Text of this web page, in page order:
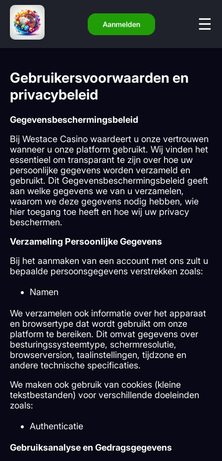
Aanmelden
Gebruikersvoorwaarden en
privacybeleid
Gegevensbeschermingsbeleid
Bij Westace Casino waardeert u onze vertrouwen
wanneer u onze platform gebruikt. Wij vinden het
essentieel om transparant te zijn over hoe uw
persoonlijke gegevens worden verzameld en
gebruikt. Dit Gegevensbeschermingsbeleid geeft
aan welke gegevens we van u verzamelen,
waarom we deze gegevens nodig hebben, wie
hier toegang toe heeft en hoe wij uw privacy
beschermen.
Verzameling Persoonlijke Gegevens
Bij het aanmaken van een account met ons zult u
bepaalde persoonsgegevens verstrekken zoals:
Namen
We verzamelen ook informatie over het apparaat
en browsertype dat wordt gebruikt om onze
platform te bereiken. Dit omvat gegevens over
besturingssysteemtype, schermresolutie,
browserversion, taalinstellingen, tijdzone en
andere technische specificaties.
We maken ook gebruik van cookies (kleine
tekstbestanden) voor verschillende doeleinden
zoals:
Authenticatie
Gebruiksanalyse en Gedragsgegevens